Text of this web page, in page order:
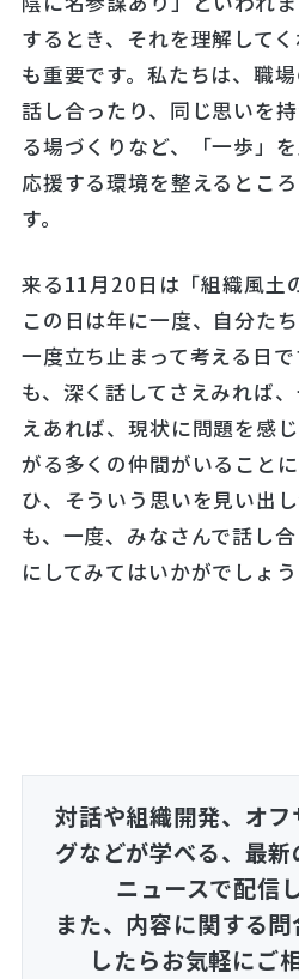
するとき、それを理解して
も重要です。私たちは、職
話し合ったり、同じ思いを
る場づくりなど、「一歩」
応援する環境を整えるとこ
す。
来る11月20日は「組織風土
この日は年に一度、自分た
一度立ち止まって考える日
も、深く話してさえみれば
えあれば、現状に問題を感
がる多くの仲間がいること
ひ、そういう思いを見い出
も、一度、みなさんで話し
にしてみてはいかがでしょう
対話や組織開発、オ
グなどが学べる、 最新
ニュースで配信
また、内容に関する
したらお気軽にご